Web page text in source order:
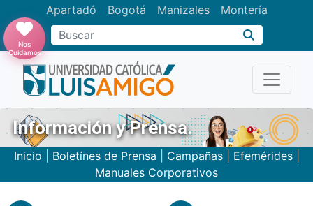
Apartadó Bogotá Manizales Montería
Buscar
Nos
Cuidamos
Información y Prensa.
Inicio Boletínes de Prensa Campañas| Efemérides|
Manuales Corporativos